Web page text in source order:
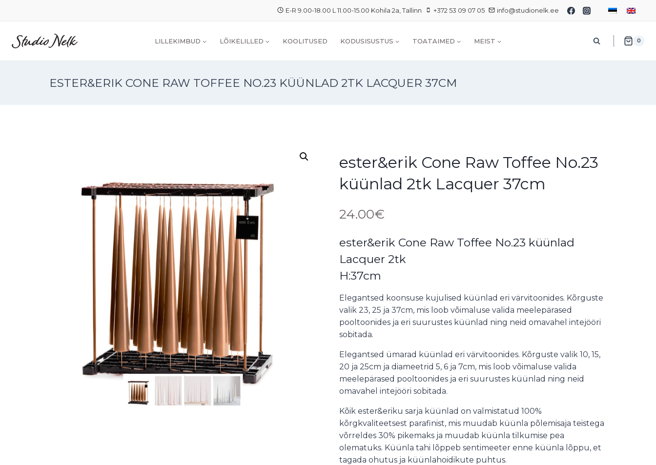
E-R 9.00-18.00 L 11.00-15.00 Kohila 2a, Tallinn +372 53 09 07 05 info@studionelk.ee
LILLEKIMBUD LÕIKELILLED KOOLITUSED KODUSISUSTUS TOATAIMED MEIST 0
ESTER&ERIK CONE RAW TOFFEE NO.23 KÜÜNLAD 2TK LACQUER 37CM
ester&erik Cone Raw Toffee No.23
küünlad 2tk Lacquer 37cm
24.00€
ester&erik Cone Raw Toffee No.23 küünlad
Lacquer 2tk
H:37cm
Elegantsed koonsuse kujulised küünlad eri värvitoonides. Kõrguste
valik 23, 25 ja 37cm, mis loob võimaluse valida meelepärased
pooltoonides ja eri suurustes küünlad ning neid omavahel intejööri
sobitada.
Elegantsed ümarad küünlad eri värvitoonides. Kõrguste valik 10, 15,
20 ja 25cm ja diameetrid 5, 6 ja 7cm, mis loob võimaluse valida
meelepärased pooltoonides ja eri suurustes küünlad ning neid
omavahel intejööri sobitada.
Kõik ester&eriku sarja küünlad on valmistatud 100%
kõrgkvaliteetsest parafinist, mis muudab küünla põlemisaja teistega
võrreldes 30% pikemaks ja muudab küünla tilkumise pea
olematuks. Küünla tahi lõppeb sentimeeter enne küünla lõppu, et
tagada ohutus ja küünlahoidikute puhtus.